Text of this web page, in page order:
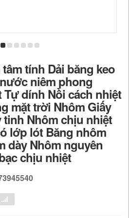
tính Dải băng keo
niêm phong
Tự dính Nồi cách nhiệt
mặt trời Nhôm Giấy
Nhôm chịu nhiệt
lớp lót Băng nhôm
dày Nhôm nguyên
chịu nhiệt